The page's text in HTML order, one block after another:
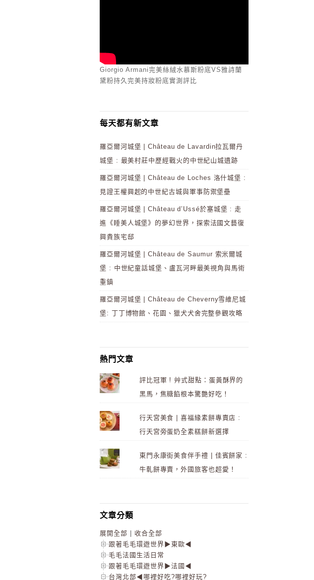
Giorgio Armani完美絲絨水慕斯粉底VS雅詩蘭
黛粉持久完美持妝粉底實測評比
每天都有新文章
羅亞爾河城堡 | Château de Lavardin拉瓦爾丹
城堡 : 最美村莊中歷經戰火的中世紀山城遺跡
羅亞爾河城堡 | Château de Loches 洛什城堡 :
見證王權興起的中世紀古城與軍事防禦堡壘
羅亞爾河城堡 | Château d’Ussé於塞城堡 : 走
進《睡美人城堡》的夢幻世界，探索法國文藝復
興貴族宅邸
羅亞爾河城堡 | Château de Saumur 索米爾城
堡 : 中世紀童話城堡、盧瓦河畔最美視角與馬術
重鎮
羅亞爾河城堡 | Château de Cheverny雪維尼城
堡: 丁丁博物館、花園、獵犬犬舍完整參觀攻略
熱門文章
評比冠軍 ! 艸式甜點：蛋黃酥界的
黑馬，焦糖餡根本驚艷好吃！
行天宮美食 | 喜福緣素餅專賣店 :
行天宮旁蛋奶全素糕餅新選擇
東門永康街美食伴手禮 | 佳賓餅家 :
牛軋餅專賣，外國旅客也超愛！
文章分類
展開全部
收合全部
跟著毛毛環遊世界▶東歐◀
毛毛法國生活日常
跟著毛毛環遊世界▶法國◀
台灣北部◀哪裡好吃?哪裡好玩?